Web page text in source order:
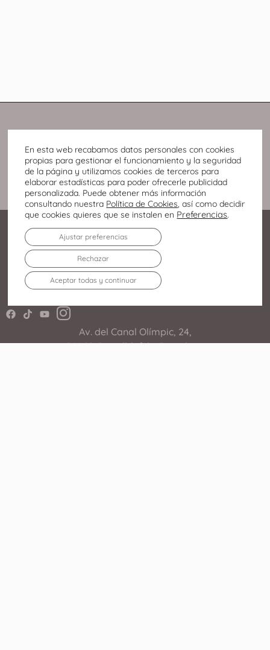
Av. del Canal Olímpic, 24,
08860 Castelldefels, Barcelona
En esta web recabamos datos personales con cookies
propias para gestionar el funcionamiento y la seguridad
de la página y utilizamos cookies de terceros para
elaborar estadísticas para poder ofrecerle publicidad
personalizada. Puede obtener más información
consultando nuestra Política de Cookies, así como decidir
que cookies quieres que se instalen en Preferencias.
Aceptar todas y continuar
Rechazar
Ajustar preferencias